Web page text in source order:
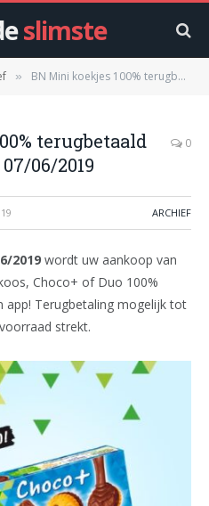
slimste
» BN Mini koekjes 100% terugbetaald met Shopmium – 07/06/2019
terugbetaald
06/2019
0
ARCHIEF
2019 wordt uw aankoop van
Choco+ of Duo 100%
app! Terugbetaling mogelijk tot
strekt.